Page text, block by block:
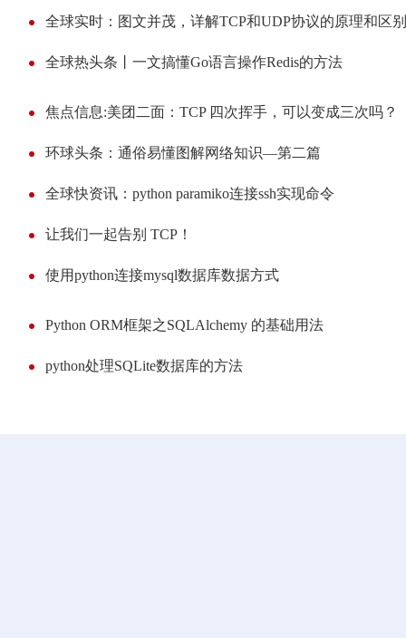
全球实时：图文并茂，详解TCP和UDP协议的原理和区别
全球热头条丨一文搞懂Go语言操作Redis的方法
焦点信息:美团二面：TCP 四次挥手，可以变成三次吗？
环球头条：通俗易懂图解网络知识—第二篇
全球快资讯：python paramiko连接ssh实现命令
让我们一起告别 TCP！
使用python连接mysql数据库数据方式
Python ORM框架之SQLAlchemy 的基础用法
python处理SQLite数据库的方法